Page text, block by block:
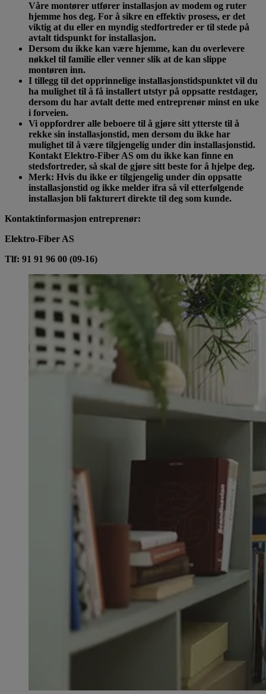
Våre montører utfører installasjon av modem og ruter
hjemme hos deg. For å sikre en effektiv prosess, er det
viktig at du eller en myndig stedfortreder er til stede på
avtalt tidspunkt for installasjon.
Dersom du ikke kan være hjemme, kan du overlevere
nøkkel til familie eller venner slik at de kan slippe
montøren inn.
I tillegg til det opprinnelige installasjonstidspunktet vil du
ha mulighet til å få installert utstyr på oppsatte restdager,
dersom du har avtalt dette med entreprenør minst en uke
i forveien.
Vi oppfordrer alle beboere til å gjøre sitt ytterste til å
rekke sin installasjonstid, men dersom du ikke har
mulighet til å være tilgjengelig under din installasjonstid.
Kontakt Elektro-Fiber AS om du ikke kan finne en
stedsfortreder, så skal de gjøre sitt beste for å hjelpe deg.
Merk: Hvis du ikke er tilgjengelig under din oppsatte
installasjonstid og ikke melder ifra så vil etterfølgende
installasjon bli fakturert direkte til deg som kunde.
Kontaktinformasjon entreprenør:
Elektro-Fiber AS
Tlf: 91 91 96 00 (09-16)